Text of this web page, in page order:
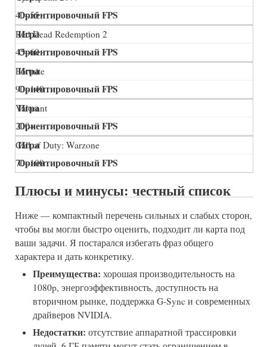
40–55
Red Dead Redemption 2
45–60
Fortnite
90–140
Valorant
200+
Call of Duty: Warzone
70–100
Плюсы и минусы: честный список
Ниже — компактный перечень сильных и слабых сторон,
чтобы вы могли быстро оценить, подходит ли карта под
ваши задачи. Я постарался избегать фраз общего
характера и дать конкретику.
Преимущества: хорошая производительность на
1080p, энергоэффективность, доступность на
вторичном рынке, поддержка G-Sync и современных
драйверов NVIDIA.
Недостатки: отсутствие аппаратной трассировки